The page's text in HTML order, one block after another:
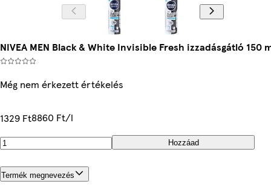
NIVEA MEN Black & White Invisible Fresh izzadásgátló 150
Még nem érkezett értékelés
1329 Ft8860 Ft/l
Hozzáad
Termék megnevezés